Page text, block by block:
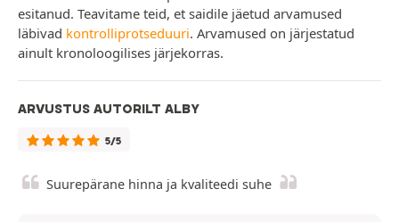
esitanud. Teavitame teid, et saidile jäetud arvamused
läbivad kontrolliprotseduuri. Arvamused on järjestatud
ainult kronoloogilises järjekorras.
ARVUSTUS AUTORILT ALBY
5/5
Suurepärane hinna ja kvaliteedi suhe